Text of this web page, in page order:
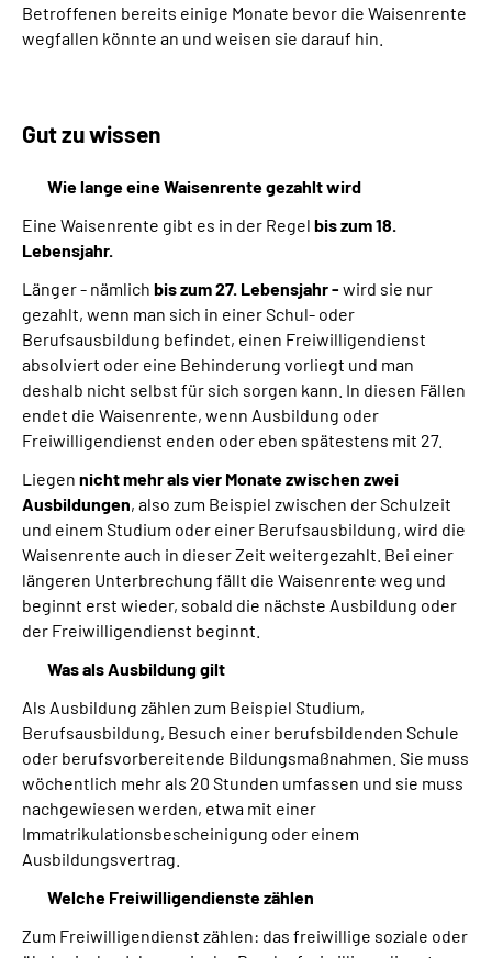
Betroffenen bereits einige Monate bevor die Waisenrente
wegfallen könnte an und weisen sie darauf hin.
Gut zu wissen
Wie lange eine Waisenrente gezahlt wird
Eine Waisenrente gibt es in der Regel bis zum 18.
Lebensjahr.
Länger - nämlich bis zum 27. Lebensjahr - wird sie nur
gezahlt, wenn man sich in einer Schul- oder
Berufsausbildung befindet, einen Freiwilligendienst
absolviert oder eine Behinderung vorliegt und man
deshalb nicht selbst für sich sorgen kann. In diesen Fällen
endet die Waisenrente, wenn Ausbildung oder
Freiwilligendienst enden oder eben spätestens mit 27.
Liegen nicht mehr als vier Monate zwischen zwei
Ausbildungen, also zum Beispiel zwischen der Schulzeit
und einem Studium oder einer Berufsausbildung, wird die
Waisenrente auch in dieser Zeit weitergezahlt. Bei einer
längeren Unterbrechung fällt die Waisenrente weg und
beginnt erst wieder, sobald die nächste Ausbildung oder
der Freiwilligendienst beginnt.
Was als Ausbildung gilt
Als Ausbildung zählen zum Beispiel Studium,
Berufsausbildung, Besuch einer berufsbildenden Schule
oder berufsvorbereitende Bildungsmaßnahmen. Sie muss
wöchentlich mehr als 20 Stunden umfassen und sie muss
nachgewiesen werden, etwa mit einer
Immatrikulationsbescheinigung oder einem
Ausbildungsvertrag.
Welche Freiwilligendienste zählen
Zum Freiwilligendienst zählen: das freiwillige soziale oder